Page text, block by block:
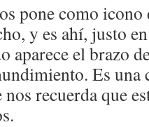
pone como icono
y es ahí, justo
aparece el brazo
Es una
recuerda que